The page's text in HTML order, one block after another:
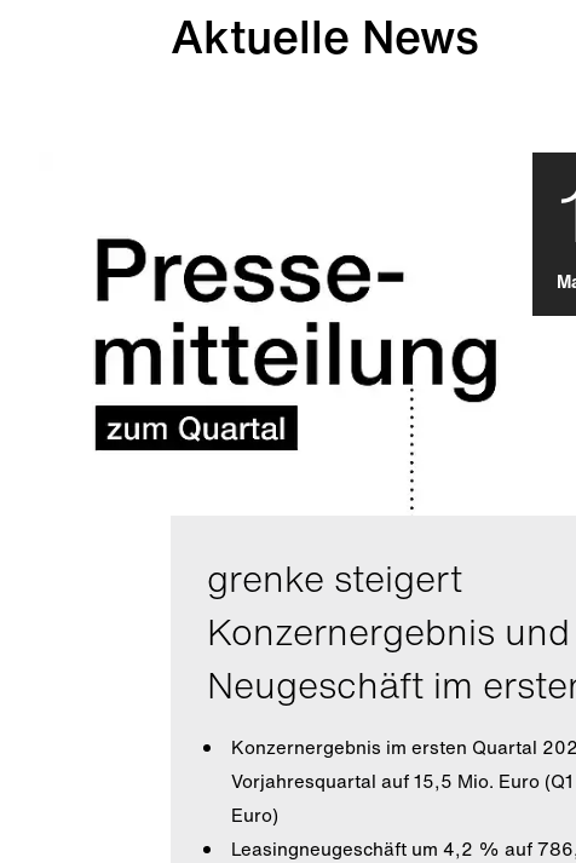
Aktuelle News
grenke steigert
Konzernergebnis und
Neugeschäft im
Konzernergebnis im ersten Quartal
Vorjahresquartal auf 15,5 Mio. Euro
Euro)
Leasingneugeschäft um 4,2 % auf